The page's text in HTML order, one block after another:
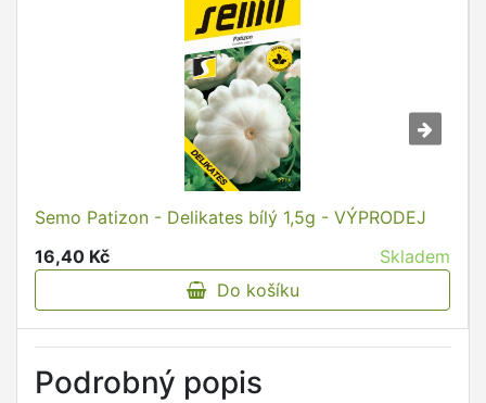
Semo Patizon - Delikates bílý 1,5g - VÝPRODEJ
16,40 Kč
Skladem
Do košíku
Podrobný popis